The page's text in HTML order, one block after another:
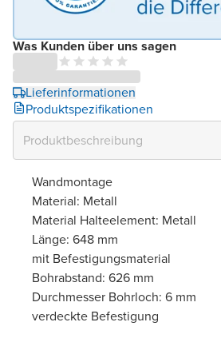
Was Kunden über uns sagen
Lieferinformationen
Produktspezifikationen
Wandmontage
Material: Metall
Material Halteelement: Metall
Länge: 648 mm
mit Befestigungsmaterial
Bohrabstand: 626 mm
Durchmesser Bohrloch: 6 mm
verdeckte Befestigung